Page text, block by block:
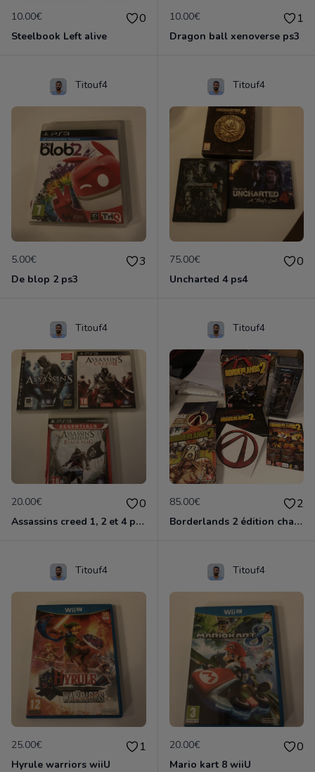
10.00€ 0
Steelbook Left alive
10.00€ 1
Dragon ball xenoverse ps3
Titouf4
5.00€ 3
De blop 2 ps3
Titouf4
75.00€ 0
Uncharted 4 ps4
Titouf4
20.00€ 0
Assassins creed 1, 2 et 4 ps3
Titouf4
85.00€ 2
Borderlands 2 édition chasseur de l'arche ps3
Titouf4
25.00€ 1
Hyrule warriors wiiU
Titouf4
20.00€ 0
Mario kart 8 wiiU